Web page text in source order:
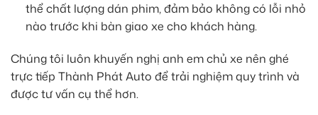
thể chất lượng dán phim, đảm bảo không có lỗi nhỏ
nào trước khi bàn giao xe cho khách hàng.
Chúng tôi luôn khuyến nghị anh em chủ xe nên ghé
trực tiếp Thành Phát Auto để trải nghiệm quy trình và
được tư vấn cụ thể hơn.